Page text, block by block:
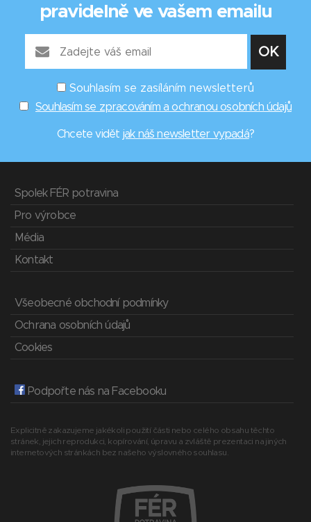
pravidelně ve vašem emailu
Souhlasím se zasíláním newsletterů
Souhlasím se zpracováním a ochranou osobních údajů
Chcete vidět jak náš newsletter vypadá?
Spolek FÉR potravina
Pro výrobce
Média
Kontakt
Všeobecné obchodní podmínky
Ochrana osobních údajů
Cookies
Podpořte nás na Facebooku
Explicitně zakazujeme jakékoli použití části nebo celého obsahu těchto
stránek, jejich reprodukci, kopírování, úpravu a zvláště prezentaci na jiných
internetových stránkách bez našeho výslovného souhlasu.